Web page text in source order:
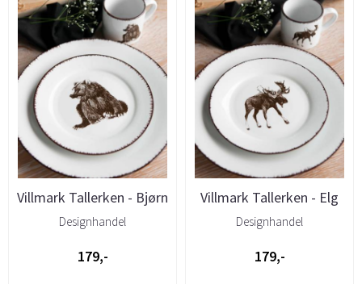
Villmark Tallerken - Bjørn
19cm
Designhandel
179,-
Villmark Tallerken - Elg
19cm
Designhandel
179,-